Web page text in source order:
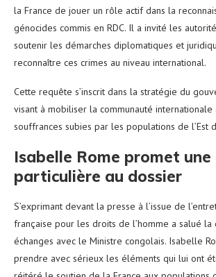
la France de jouer un rôle actif dans la
génocides commis en RDC. Il a invité les
soutenir les démarches diplomatiques et
reconnaître ces crimes au niveau international.
Cette requête s’inscrit dans la stratégie du
visant à mobiliser la communauté internationale
souffrances subies par les populations de l’Est
Isabelle Rome promet
particulière au dossier
S’exprimant devant la presse à l’issue de
française pour les droits de l’homme a salué la
échanges avec le Ministre congolais. Isabelle
prendre avec sérieux les éléments qui lui ont